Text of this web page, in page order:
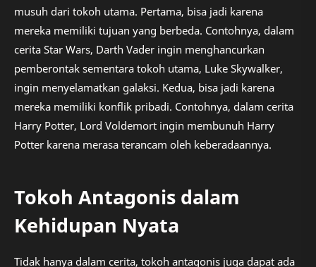
musuh dari tokoh utama. Pertama, bisa jadi karena
mereka memiliki tujuan yang berbeda. Contohnya, dalam
cerita Star Wars, Darth Vader ingin menghancurkan
pemberontak sementara tokoh utama, Luke Skywalker,
ingin menyelamatkan galaksi. Kedua, bisa jadi karena
mereka memiliki konflik pribadi. Contohnya, dalam cerita
Harry Potter, Lord Voldemort ingin membunuh Harry
Potter karena merasa terancam oleh keberadaannya.
Tokoh Antagonis dalam
Kehidupan Nyata
Tidak hanya dalam cerita, tokoh antagonis juga dapat ada